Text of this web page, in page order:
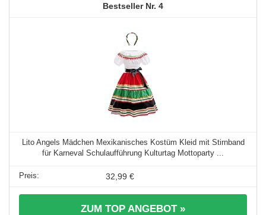
4
Lito Angels Mädchen Mexikanisches Kostüm Kleid mit Stirnband
für Karneval Schulaufführung Kulturtag Mottoparty ...
32,99 €
ZUM TOP ANGEBOT »